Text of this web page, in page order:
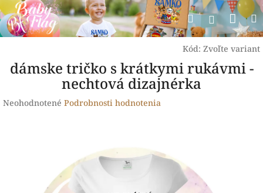
Prejsť
na
obsah
Hľadať
Kód: Zvoľte variant
dámske tričko s krátkymi rukávmi -
nechtová dizajnérka
Priemerné
hviezdičiek.
Neohodnotené Podrobnosti hodnotenia